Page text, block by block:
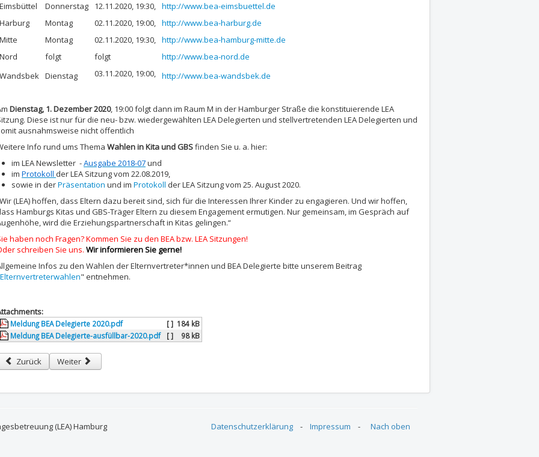
Eimsbüttel
Donnerstag 12.11.2020, 19:30, http://www.bea-eimsbuettel.de
Harburg
Montag 02.11.2020, 19:00, http://www.bea-harburg.de
Mitte
Montag 02.11.2020, 19:30, http://www.bea-hamburg-mitte.de
Nord
folgt folgt
http://www.bea-nord.de
Wandsbek Dienstag 03.11.2020, 19:00, http://www.bea-wandsbek.de
Dienstag, 1. Dezember 2020, 19:00 folgt dann im Raum M in der Hamburger Straße die konstituierende LEA
Diese ist nur für die neu- bzw. wiedergewählten LEA Delegierten und stellvertretenden LEA Delegierten und
ausnahmsweise nicht öffentlich
Info rund ums Thema Wahlen in Kita und GBSfinden Sie u. a. hier:
im LEA Newsletter -Ausgabe 2018-07und
im Protokoll der LEA Sitzung vom 22.08.2019,
sowie in derPräsentation und im Protokoll der LEA Sitzung vom 25. August 2020.
(LEA) hoffen, dass Eltern dazu bereit sind, sich für die Interessen Ihrer Kinder zu engagieren. Und wir hoffen,
Hamburgs Kitas und GBS-Träger Eltern zu diesem Engagement ermutigen. Nur gemeinsam, im Gespräch auf
wird die Erziehungspartnerschaft in Kitas gelingen.“
haben noch Fragen? Kommen Sie zu den BEA bzw. LEA Sitzungen!
schreiben Sie uns. Wir informieren Sie gerne!
Infos zu den Wahlen der Elternvertreter*innen und BEA Delegierte bitte unserem Beitrag
Elternvertreterwahlen" entnehmen.
Meldung BEA Delegierte 2020.pdf [ ] 184 kB
Meldung BEA Delegierte-ausfüllbar-2020.pdf
[ ] 98 kB
Vorheriger Beitrag: Kita-Prüfverfahren und Wahlen Elternvertretung Kita und GBS - Themen der LEA Sitzung am 25. August 2020
Zurück Nächster Beitrag: Der neue LEA Newsletter ist online - Siebte Ausgabe 2020
Weiter
Nach oben
Datenschutzerklärung - Impressum -
(LEA) Hamburg